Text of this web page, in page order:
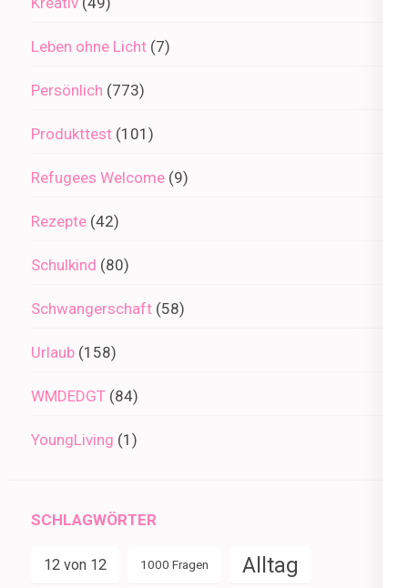
Leben ohne Licht (7)
Persönlich (773)
Produkttest (101)
Refugees Welcome (9)
Rezepte (42)
Schulkind (80)
Schwangerschaft (58)
Urlaub (158)
WMDEDGT (84)
YoungLiving (1)
SCHLAGWÖRTER
12 von 12 1000 Fragen Alltag